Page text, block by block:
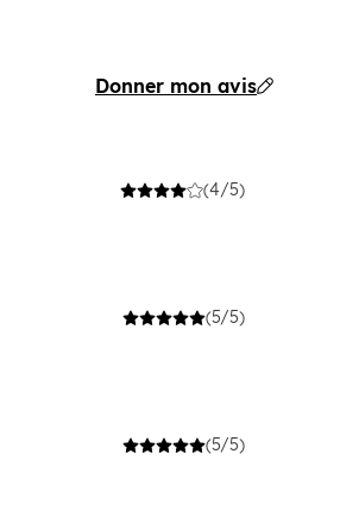
Donner mon avis
(4/5)
(5/5)
(5/5)